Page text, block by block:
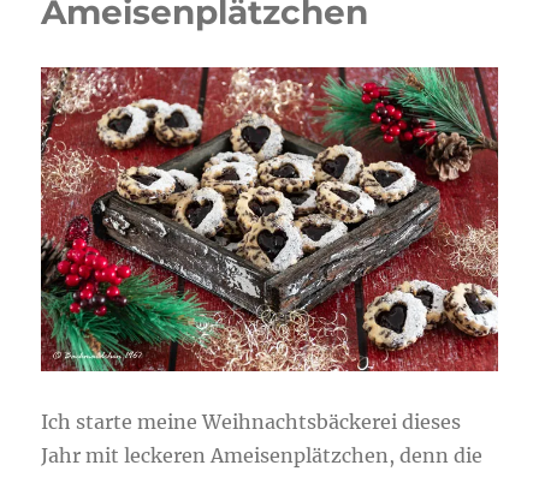
Ameisenplätzchen
Ich starte meine Weihnachtsbäckerei dieses
Jahr mit leckeren Ameisenplätzchen, denn die